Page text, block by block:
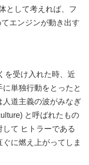
として考えれば、フ
エンジンが動き出す
を受け入れた時、近
単独行動をとったと
道主義の波がみなぎ
と呼ばれたもの
て ヒトラーである
に燃え上がってしま